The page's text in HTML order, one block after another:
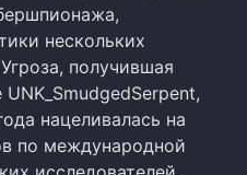
нескольких
получившая
нацеливалась на
по международной